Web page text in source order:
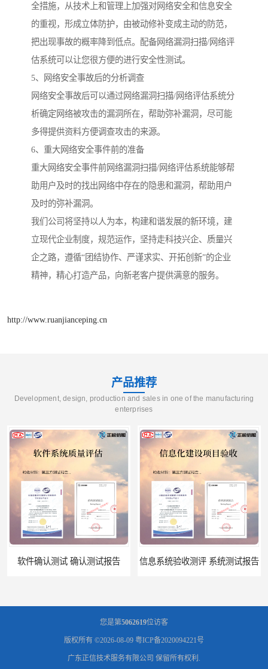
全措施，从技术上和管理上加强对网络安全和信息安全
的重视，形成立体防护，由被动修补变成主动的防范，
把出现事故的概率降到低点。配备网络漏洞扫描/网络评
估系统可以让您很方便的进行安全性测试。
5、网络安全事故后的分析调查
网络安全事故后可以通过网络漏洞扫描/网络评估系统分
析确定网络被攻击的漏洞所在，帮助弥补漏洞，尽可能
多得提供资料方便调查攻击的来源。
6、重大网络安全事件前的准备
重大网络安全事件前网络漏洞扫描/网络评估系统能够帮
助用户及时的找出网络中存在的隐患和漏洞，帮助用户
及时的弥补漏洞。
我们公司将坚持以人为本，构建和谐发展的新环境，建
立现代企业制度，规范运作，坚持走科技兴企、质量兴
企之路，遵循“团结协作、严谨求实、开拓创新”的企业
精神，精心打造产品，向新老客户提供满意的服务。
http://www.ruanjianceping.cn
产品推荐
Development, design, production and sales in one of the manufacturing
enterprises
软件确认测试 确认测试报告 信息系统验收测评 系统测试报告
您是第5062619位访客
版权所有 ©2026-08-09 粤ICP备2020094221号
广东正信技术服务有限公司 保留所有权利.